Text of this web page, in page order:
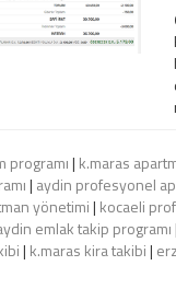
programı| k.maras
| aydin profesyonel
yönetimi| kocaeli
emlak takip programı|
| k.maras kira takibi|